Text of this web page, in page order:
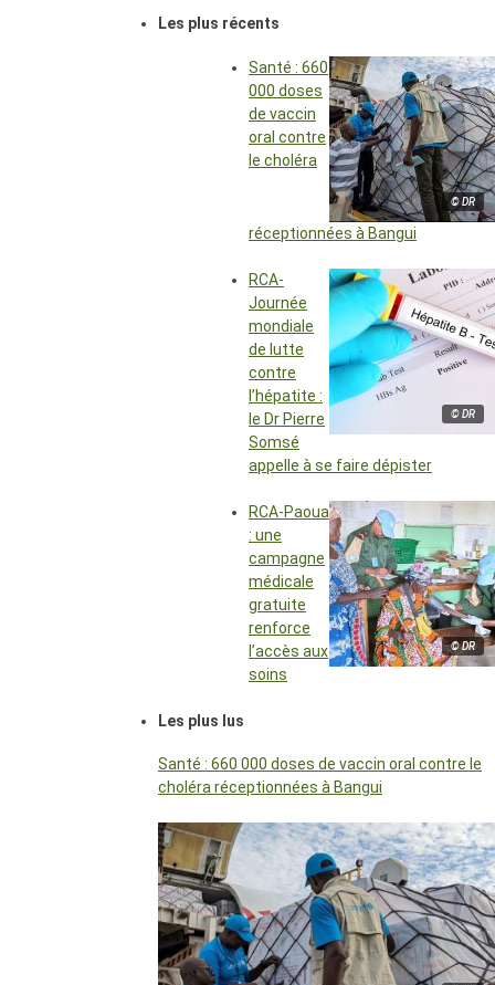
Les plus récents
© DR
Santé : 660
000 doses
de vaccin
oral contre
le choléra
réceptionnées à Bangui
© DR
RCA-
Journée
mondiale
de lutte
contre
l’hépatite :
le Dr Pierre
Somsé
appelle à se faire dépister
© DR
RCA-Paoua
: une
campagne
médicale
gratuite
renforce
l’accès aux
soins
Les plus lus
Santé : 660 000 doses de vaccin oral contre le
choléra réceptionnées à Bangui